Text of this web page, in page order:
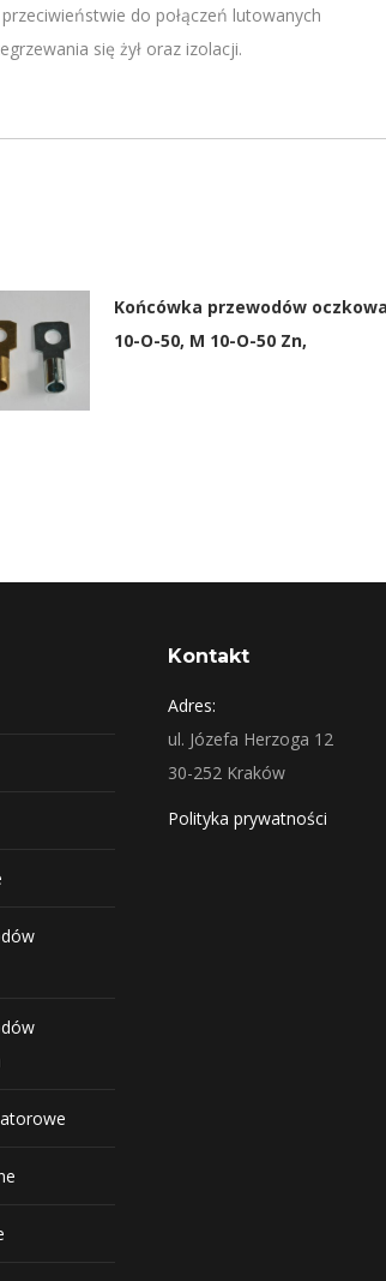
do połączeń lutowanych
się żył oraz izolacji.
Końcówka przewodów
10-O-50, M 10-O-50 Zn,
Kontakt
Adres:
ul. Józefa Herzoga 12
30-252 Kraków
Polityka prywatności